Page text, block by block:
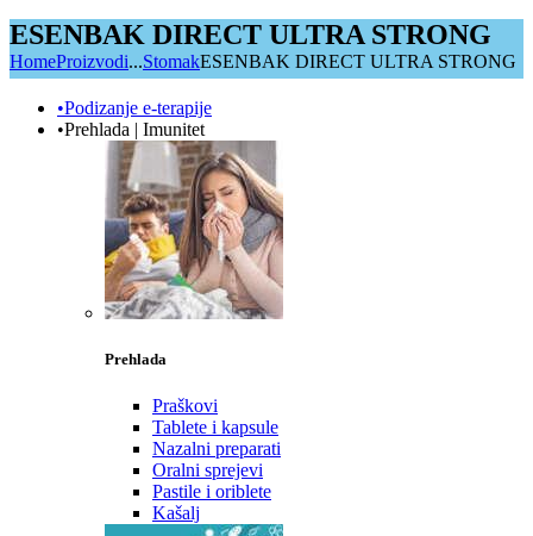
ESENBAK DIRECT ULTRA STRONG
HomeProizvodi...StomakESENBAK DIRECT ULTRA STRONG
•Podizanje e-terapije
•Prehlada | Imunitet
Prehlada
Praškovi
Tablete i kapsule
Nazalni preparati
Oralni sprejevi
Pastile i oriblete
Kašalj